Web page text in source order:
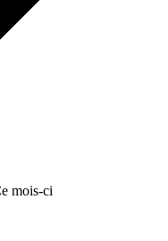
mois-ci